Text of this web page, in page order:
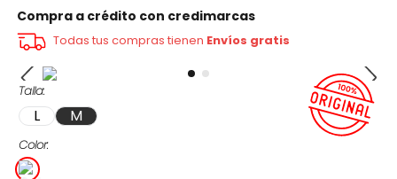
Compra a crédito con credimarcas
Todas tus compras tienen Envíos gratis
Talla
L M
Color